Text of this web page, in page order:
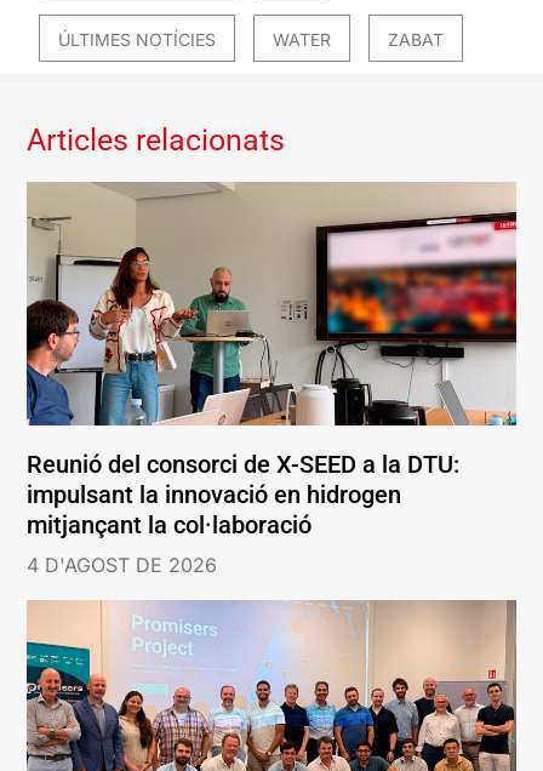
ÚLTIMES NOTÍCIES WATER ZABAT
Articles relacionats
Reunió del consorci de X-SEED a la DTU:
impulsant la innovació en hidrogen
mitjançant la col·laboració
4 D'AGOST DE 2026